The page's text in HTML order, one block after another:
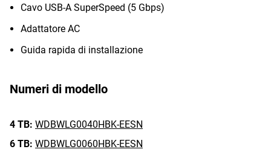
Cavo USB-A SuperSpeed (5 Gbps)
Adattatore AC
Guida rapida di installazione
Numeri di modello
4 TB: WDBWLG0040HBK-EESN
6 TB: WDBWLG0060HBK-EESN